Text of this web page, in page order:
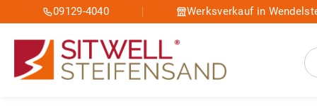
Hauptinhalt springen
Zur Suche springen
Zur Hauptnavigation springen
09129-4040 Werksverkauf in